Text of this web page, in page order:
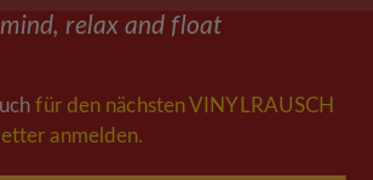
relax and float
für den nächsten VINYLRAUSCH
anmelden.